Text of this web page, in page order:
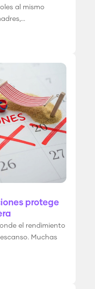
al mismo
protege
el rendimiento
Muchas